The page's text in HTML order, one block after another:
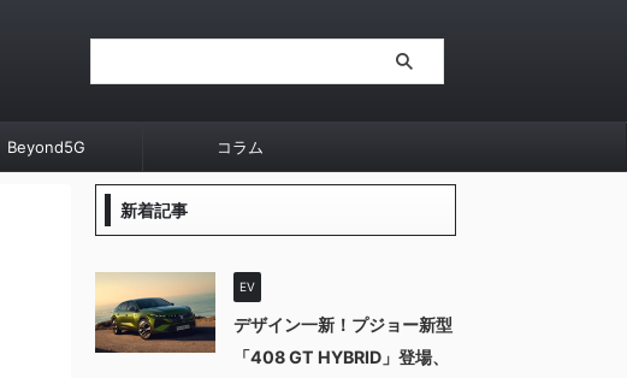
Beyond5G コラム
新着記事
EV
デザイン一新！プジョー新型
「408 GT HYBRID」登場、